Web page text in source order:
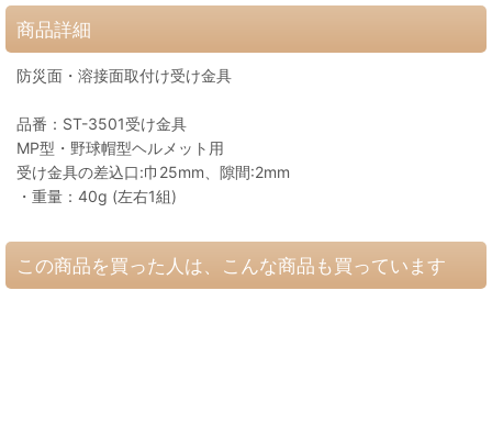
商品詳細
防災面・溶接面取付け受け金具
品番：ST-3501受け金具
MP型・野球帽型ヘルメット用
受け金具の差込口:巾25mm、隙間:2mm
・重量：40g (左右1組)
この商品を買った人は、こんな商品も買っています